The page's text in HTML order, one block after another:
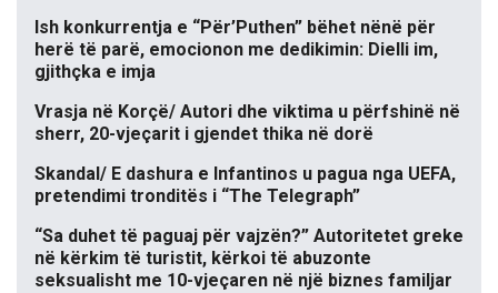
Ish konkurrentja e “Për’Puthen” bëhet nënë për
herë të parë, emocionon me dedikimin: Dielli im,
gjithçka e imja
Vrasja në Korçë/ Autori dhe viktima u përfshinë në
sherr, 20-vjeçarit i gjendet thika në dorë
Skandal/ E dashura e Infantinos u pagua nga UEFA,
pretendimi tronditës i “The Telegraph”
“Sa duhet të paguaj për vajzën?” Autoritetet greke
në kërkim të turistit, kërkoi të abuzonte
seksualisht me 10-vjeçaren në një biznes familjar